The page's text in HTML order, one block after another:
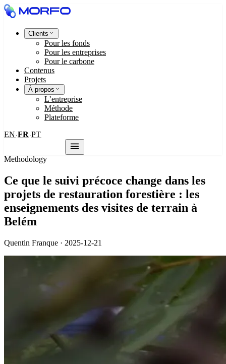
Clients
Pour les fonds
Pour les entreprises
Pour le carbone
Contenus
Projets
À propos
L’entreprise
Méthode
Plateforme
EN ·FR ·PT
Methodology
Ce que le suivi précoce change dans les
projets de restauration forestière : les
enseignements des visites de terrain à
Belém
Quentin Franque · 2025-12-21